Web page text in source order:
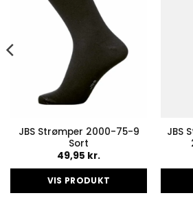
JBS Strømper 2000-75-9
Sort
49,95 kr.
VIS PRODUKT
JBS